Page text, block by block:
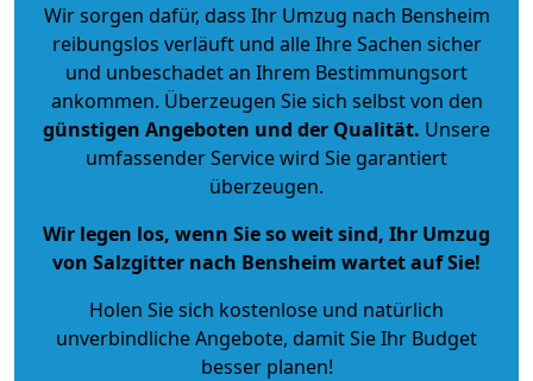
Wir sorgen dafür, dass Ihr Umzug nach Bensheim
reibungslos verläuft und alle Ihre Sachen sicher
und unbeschadet an Ihrem Bestimmungsort
ankommen. Überzeugen Sie sich selbst von den
günstigen Angeboten und der Qualität. Unsere
umfassender Service wird Sie garantiert
überzeugen.
Wir legen los, wenn Sie so weit sind, Ihr Umzug
von Salzgitter nach Bensheim wartet auf Sie!
Holen Sie sich kostenlose und natürlich
unverbindliche Angebote, damit Sie Ihr Budget
besser planen!